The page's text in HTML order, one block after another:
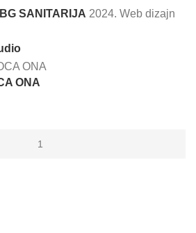
BG SANITARIJA 2024. Web dizajn
ONA